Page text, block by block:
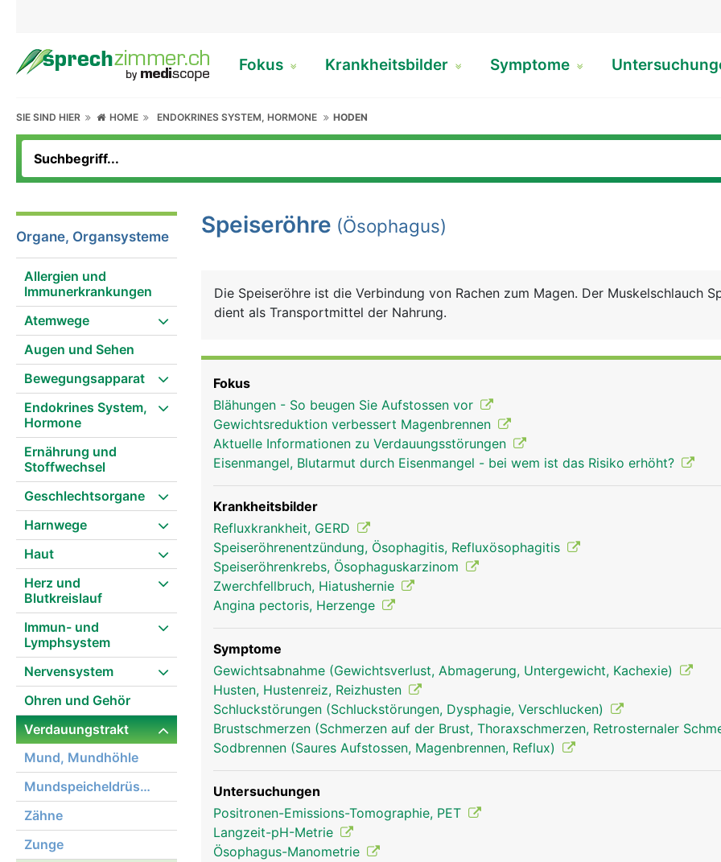
Fokus Krankheitsbilder Symptome
SIE SIND HIER HOME ENDOKRINES SYSTEM, HORMONE HODEN
Organe, Organsysteme
Allergien und
Immunerkrankungen
Atemwege
Augen und Sehen
Bewegungsapparat
Endokrines System,
Hormone
Ernährung und
Stoffwechsel
Geschlechtsorgane
Harnwege
Haut
Herz und
Blutkreislauf
Immun- und
Lymphsystem
Nervensystem
Ohren und Gehör
Verdauungstrakt
Mund, Mundhöhle
Mundspeicheldrüsen
Zähne
Zunge
Speiseröhre (Ösophagus)
Die Speiseröhre ist die Verbindung von Rachen zum Magen. Der Muskelschlauch
dient als Transportmittel der Nahrung.
Fokus
Blähungen - So beugen Sie Aufstossen vor
Gewichtsreduktion verbessert Magenbrennen
Aktuelle Informationen zu Verdauungsstörungen
Eisenmangel, Blutarmut durch Eisenmangel - bei wem ist das Risiko erhöht?
Krankheitsbilder
Refluxkrankheit, GERD
Speiseröhrenentzündung, Ösophagitis, Refluxösophagitis
Speiseröhrenkrebs, Ösophaguskarzinom
Zwerchfellbruch, Hiatushernie
Angina pectoris, Herzenge
Symptome
Gewichtsabnahme (Gewichtsverlust, Abmagerung, Untergewicht, Kachexie)
Husten, Hustenreiz, Reizhusten
Schluckstörungen (Schluckstörungen, Dysphagie, Verschlucken)
Brustschmerzen (Schmerzen auf der Brust, Thoraxschmerzen, Retrosternaler
Sodbrennen (Saures Aufstossen, Magenbrennen, Reflux)
Untersuchungen
Positronen-Emissions-Tomographie, PET
Langzeit-pH-Metrie
Ösophagus-Manometrie